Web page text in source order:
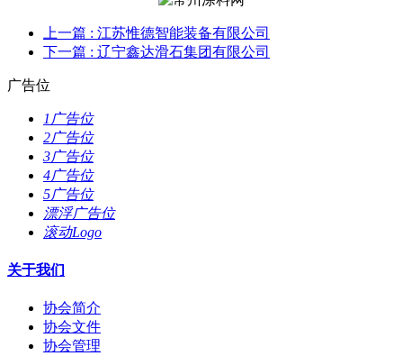
上一篇 : 江苏惟德智能装备有限公司
下一篇 : 辽宁鑫达滑石集团有限公司
广告位
1广告位
2广告位
3广告位
4广告位
5广告位
漂浮广告位
滚动Logo
关于我们
协会简介
协会文件
协会管理